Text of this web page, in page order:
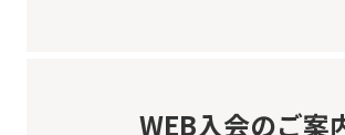
WEB入会のご案
version